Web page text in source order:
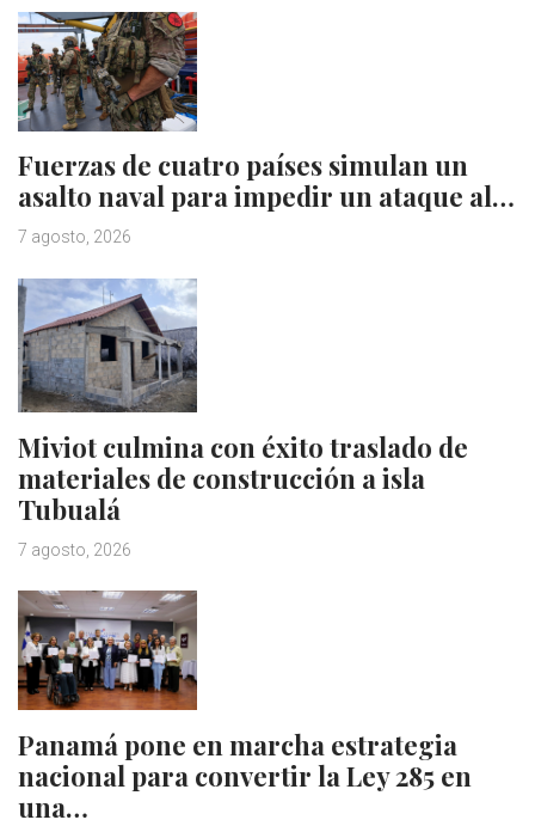
Fuerzas de cuatro países simulan un
asalto naval para impedir un ataque al…
7 agosto, 2026
Miviot culmina con éxito traslado de
materiales de construcción a isla
Tubualá
7 agosto, 2026
Panamá pone en marcha estrategia
nacional para convertir la Ley 285 en
una…